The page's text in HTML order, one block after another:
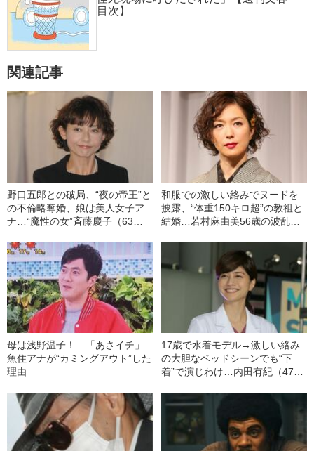
目次】
関連記事
野口五郎との破局、“夜の帝王”と
の不倫略奪婚、娘は美人女子ア
ナ…“魔性の女”斉藤慶子（63）
和服での激しい絡みでヌードを
披露、“体重150キロ超”の教祖と
結婚…若村麻由美56歳の波乱万
母は浅野温子！ 「あさイチ」
魚住アナが“カミングアウト”した
理由
17歳で水着モデル→激しい絡み
の大胆なベッドシーンでも“下
着”で演じわけ…内田有紀（47）